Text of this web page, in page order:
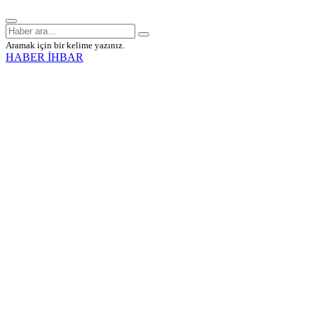
Aramak için bir kelime yazınız.
HABER İHBAR